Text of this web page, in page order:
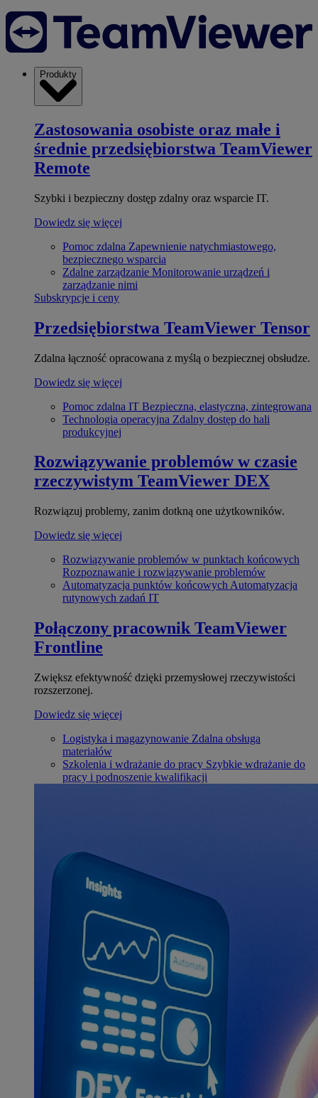
Produkty
Zastosowania osobiste oraz małe i
średnie przedsiębiorstwa TeamViewer
Remote
Szybki i bezpieczny dostęp zdalny oraz wsparcie IT.
Dowiedz się więcej
Pomoc zdalna Zapewnienie natychmiastowego,
bezpiecznego wsparcia
Zdalne zarządzanie Monitorowanie urządzeń i
zarządzanie nimi
Subskrypcje i ceny
Przedsiębiorstwa TeamViewer Tensor
Zdalna łączność opracowana z myślą o bezpiecznej obsłudze.
Dowiedz się więcej
Pomoc zdalna IT Bezpieczna, elastyczna, zintegrowana
Technologia operacyjna Zdalny dostęp do hali
produkcyjnej
Rozwiązywanie problemów w czasie
rzeczywistym TeamViewer DEX
Rozwiązuj problemy, zanim dotkną one użytkowników.
Dowiedz się więcej
Rozwiązywanie problemów w punktach końcowych
Rozpoznawanie i rozwiązywanie problemów
Automatyzacja punktów końcowych Automatyzacja
rutynowych zadań IT
Połączony pracownik TeamViewer
Frontline
Zwiększ efektywność dzięki przemysłowej rzeczywistości
rozszerzonej.
Dowiedz się więcej
Logistyka i magazynowanie Zdalna obsługa
materiałów
Szkolenia i wdrażanie do pracy Szybkie wdrażanie do
pracy i podnoszenie kwalifikacji